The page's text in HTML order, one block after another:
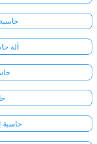
آلة
حاسبة